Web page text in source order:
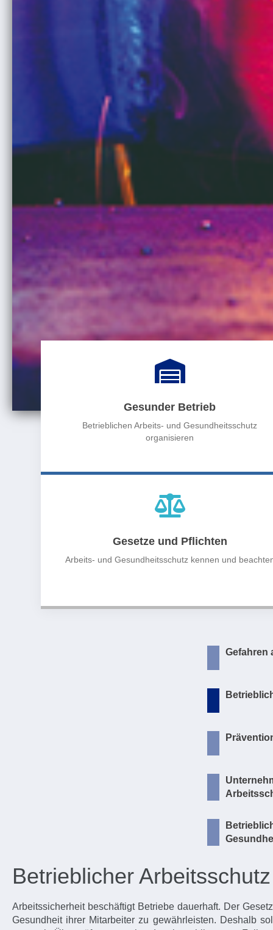
Gesunder Betrieb
Betrieblichen Arbeits- und Gesundheitsschutz
organisieren
Gesetze und Pflichten
Arbeits- und Gesundheitsschutz kennen und
Gefahren
Betrieblicher Arbeitsschutz
Arbeitssicherheit beschäftigt Betriebe dauerhaft. Der
Gesundheit ihrer Mitarbeiter zu gewährleisten. Deshalb